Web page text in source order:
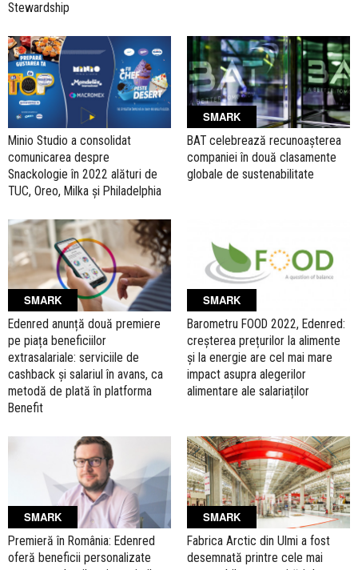
Stewardship
Minio Studio a consolidat
comunicarea despre
Snackologie în 2022 alături de
TUC, Oreo, Milka și Philadelphia
SMARK
BAT celebrează recunoașterea
companiei în două clasamente
globale de sustenabilitate
SMARK
Edenred anunță două premiere
pe piața beneficiilor
extrasalariale: serviciile de
cashback și salariul în avans, ca
metodă de plată în platforma
Benefit
SMARK
Barometru FOOD 2022, Edenred:
creșterea prețurilor la alimente
și la energie are cel mai mare
impact asupra alegerilor
alimentare ale salariaților
SMARK
Premieră în România: Edenred
oferă beneficii personalizate
SMARK
Fabrica Arctic din Ulmi a fost
desemnată printre cele mai